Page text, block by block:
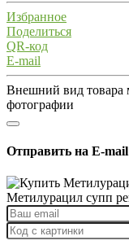
Избранное
Поделиться
QR-код
E-mail
Внешний вид товара
фотографии
Отправить на E-mail
Метилурацил супп